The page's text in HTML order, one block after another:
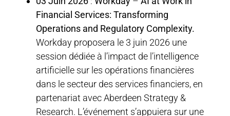
Financial Services: Transforming
Operations and Regulatory Complexity.
Workday proposera le 3 juin 2026 une
session dédiée à l’impact de l’intelligence
artificielle sur les opérations financières
dans le secteur des services financiers, en
partenariat avec Aberdeen Strategy &
Research. L’événement s’appuiera sur une